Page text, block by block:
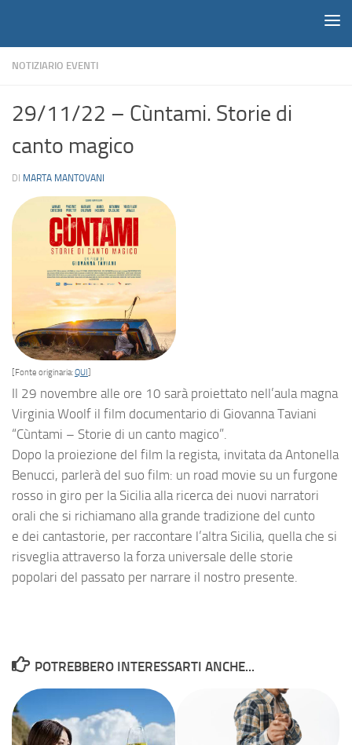
NOTIZIARIO EVENTI
29/11/22 – Cùntami. Storie di
canto magico
DI MARTA MANTOVANI
[Fonte originaria:QUI
Il 29 novembre alle ore 10 sarà proiettato nell’aula magna
Virginia Woolf il film documentario di Giovanna Taviani
“Cùntami – Storie di un canto magico”.
Dopo la proiezione del film la regista, invitata da Antonella
Benucci, parlerà del suo film: un road movie su un furgone
rosso in giro per la Sicilia alla ricerca dei nuovi narratori
orali che si richiamano alla grande tradizione del cunto
e dei cantastorie, per raccontare l’altra Sicilia, quella che si
risveglia attraverso la forza universale delle storie
popolari del passato per narrare il nostro presente.
POTREBBERO INTERESSARTI ANCHE...